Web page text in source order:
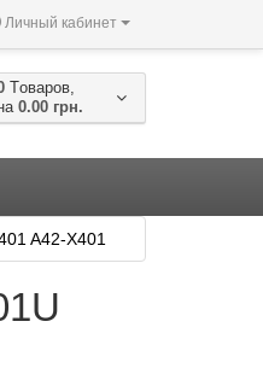
Личный кабинет
Tоваров,
0.00 грн.
A42-X401